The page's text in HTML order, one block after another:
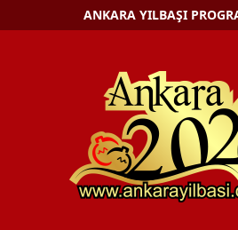
ANKARA YILBAŞI